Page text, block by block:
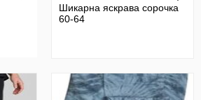
Шикарна яскрава сорочка
60-64